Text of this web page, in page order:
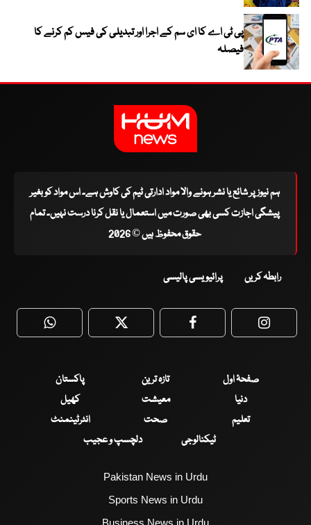
پی ٹی اے کا ای سم کے اجرا اور تبدیلی کی فیس کم کرنے کا
فیصلہ
ہم نیوز پر شائع یا نشر ہونے والا مواد ادارتی ٹیم کی کاوش ہے۔ اس مواد کو بغیر
پیشگی اجازت کسی بھی صورت میں استعمال یا نقل کرنا درست نہیں۔ تمام
حقوق محفوظ ہیں © 2026
رابطہ کریں پرائیویسی پالیسی
WhatsApp Twitter Facebook
صفحۂ اول تازہ ترین
پاکستان
دنیا
معیشت
کھیل
تعلیم
صحت
انٹرٹینمنٹ
ٹیکنالوجی
دلچسپ و عجیب
Pakistan News in Urdu
Sports News in Urdu
Business News in Urdu